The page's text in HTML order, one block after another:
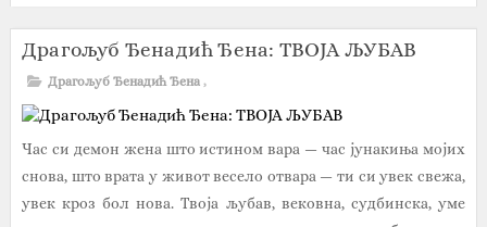
Драгољуб Ђенадић Ђена: ТВОЈА ЉУБАВ
Драгољуб Ђенадић Ђенa ,
Час си демон жена што истином вара — час јунакиња мојих
снова, што врата у живот весело отвара — ти си увек свежа,
увек кроз бол нова. Твоја љубав, вековна, судбинска, уме